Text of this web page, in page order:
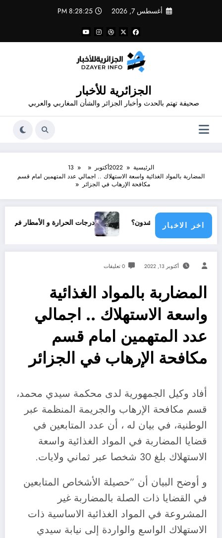
أغسطس 7, 2026 8:28:25 PM
الجزائرية للأخبار
صحيفة تهتم بالحدث وأخبار الجزائر والشأن المغاربي والعربي
الرئيسية 2022أكتوبر
13
المضاربة بالمواد الغذائية واسعة الاستهلاك .. اجمالي عدد المتهمين امام قسم
مكافحة الإرهاب في الجزائر
اخر الاخبار
دولي يناشدون؟ درجات الحرارة و الأمطار في سبتمبر 2026 في الجزائر
أكتوبر 13, 2022 0 تعليقات
المضاربة بالمواد الغذائية
واسعة الاستهلاك .. اجمالي
عدد المتهمين امام قسم
مكافحة الإرهاب في الجزائر
أفاد وكيل الجمهورية لدى محكمة سيدي محمد،
قسم مكافحة الإرهاب والجريمة المنظمة عبر
الوطنية، في بيان له ، أن عدد المتابعين في
قضايا المضاربة في المواد الغذائية واسعة
الاستهلاك بلغ 30 شخصا عبر ثماني ولايات.
و أوضح البيان أن ”حصيلة الأشخاص المتابعين
في القضايا ذات الصلة بالمضاربة غير
المشروعة في المواد الغذائية الاساسية ذات
الاستهلاك الواسع والواردة إلى نيابة سيدي